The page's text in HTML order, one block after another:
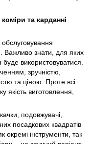
та карданні
обслуговування
Важливо знати, для яких
буде використовуватися.
зручністю,
та ціною. Проте всі
якість виготовлення,
подовжувачі,
посадкових квадратів
окремі інструменти, так